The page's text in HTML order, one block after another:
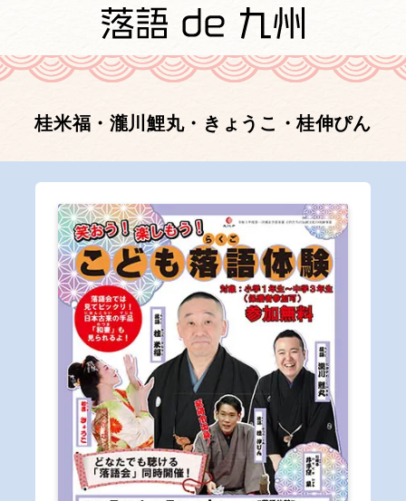
桂米福・瀧川鯉丸・きょうこ・桂伸ぴん